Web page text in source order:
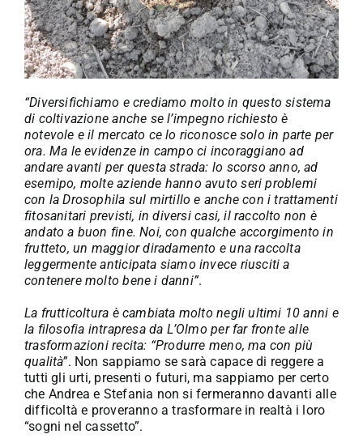
“Diversifichiamo e crediamo molto in questo sistema
di coltivazione anche se l’impegno richiesto è
notevole e il mercato ce lo riconosce solo in parte per
ora. Ma le evidenze in campo ci incoraggiano ad
andare avanti per questa strada: lo scorso anno, ad
esemipo, molte aziende hanno avuto seri problemi
con la Drosophila sul mirtillo e anche con i trattamenti
fitosanitari previsti, in diversi casi, il raccolto non è
andato a buon fine. Noi, con qualche accorgimento in
frutteto, un maggior diradamento e una raccolta
leggermente anticipata siamo invece riusciti a
contenere molto bene i danni”.
La frutticoltura è cambiata molto negli ultimi 10 anni e
la filosofia intrapresa da L’Olmo per far fronte alle
trasformazioni recita: “Produrre meno, ma con più
qualità”. Non sappiamo se sarà capace di reggere a
tutti gli urti, presenti o futuri, ma sappiamo per certo
che Andrea e Stefania non si fermeranno davanti alle
difficoltà e proveranno a trasformare in realtà i loro
“sogni nel cassetto”.